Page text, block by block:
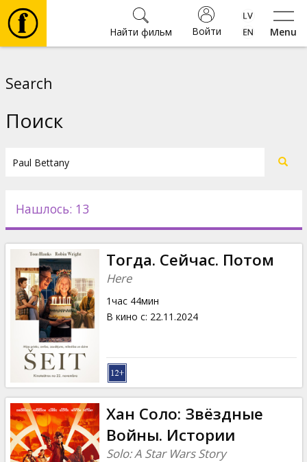
Menu
Войти
Найти фильм
Новости
Подарки
Кинозакуски
B2B
Клуб
Search
Поиск
Нашлось: 13
Тогда. Сейчас. Потом
Here
1час 44мин
В кино с: 22.11.2024
Хан Соло: Звёздные
Войны. Истории
Solo: A Star Wars Story